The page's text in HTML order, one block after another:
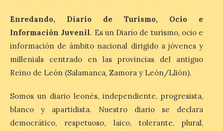
La Junta promueve la
contratación temporal de
jóvenes desempleados
para la realización de
obras y servicios de
interés general y social
con más de 8,7 millones de
euros de inversión
6 Ago 2026
Enredando, Diario de Turismo, Ocio e
Información Juvenil. Es un Diario de turismo, ocio e
información de ámbito nacional dirigido a jóvenes y
millenials centrado en las provincias del antiguo
Reino de León (Salamanca, Zamora y León/Llión).
Somos un diario leonés, independiente, progresista,
blanco y apartidista. Nuestro diario se declara
democrático, respetuoso, laico, tolerante, plural,